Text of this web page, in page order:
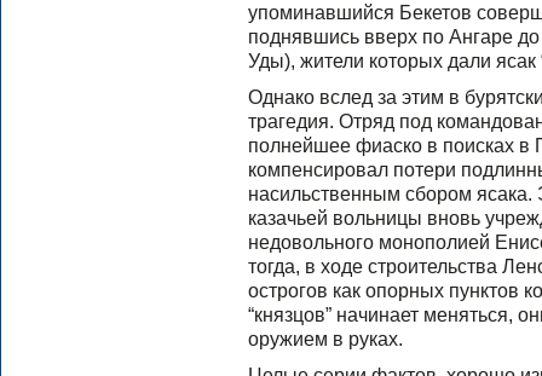
упоминавшийся Бекетов
поднявшись вверх по Ангаре до
Уды), жители которых дали ясак
Однако вслед за этим в
трагедия. Отряд под
полнейшее фиаско в поисках в
компенсировал потери
насильственным сбором
казачьей вольницы вновь
недовольного монополией
тогда, в ходе строительства
острогов как опорных пунктов
“князцов” начинает меняться,
оружием в руках.